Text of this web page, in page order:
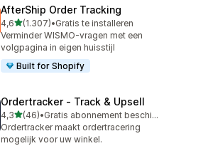
AfterShip Order Tracking
4,6van 5 sterren
(1.307)
1307 recensies in totaal
•Gratis te installeren
Verminder WISMO-vragen met een
volgpagina in eigen huisstijl
Built for Shopify
Ordertracker ‑ Track & Upsell
4,3van 5 sterren
(46)
46 recensies in totaal
•
Gratis abonnement beschikbaar
Ordertracker maakt ordertracering
mogelijk voor uw winkel.